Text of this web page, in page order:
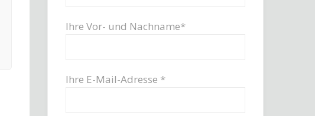
Ihre Vor- und Nachname*
Ihre E-Mail-Adresse *